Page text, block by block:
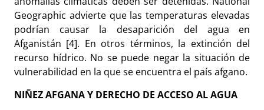
Geographic advierte que las temperaturas elevadas
podrían causar la desaparición del agua en
Afganistán [4]. En otros términos, la extinción del
recurso hídrico. No se puede negar la situación de
vulnerabilidad en la que se encuentra el país afgano.
NIÑEZ AFGANA Y DERECHO DE ACCESO AL AGUA